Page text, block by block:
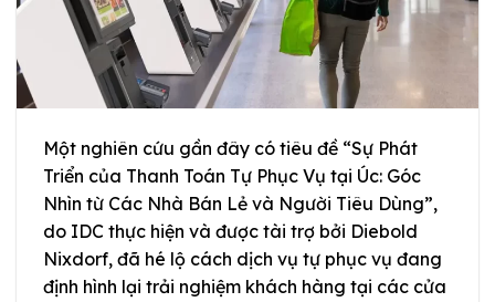
Một nghiên cứu gần đây có tiêu đề “Sự Phát
Triển của Thanh Toán Tự Phục Vụ tại Úc: Góc
Nhìn từ Các Nhà Bán Lẻ và Người Tiêu Dùng”,
do IDC thực hiện và được tài trợ bởi Diebold
Nixdorf, đã hé lộ cách dịch vụ tự phục vụ đang
định hình lại trải nghiệm khách hàng tại các cửa